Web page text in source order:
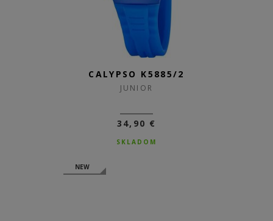
CALYPSO K5885/2
JUNIOR
34,90 €
SKLADOM
NEW